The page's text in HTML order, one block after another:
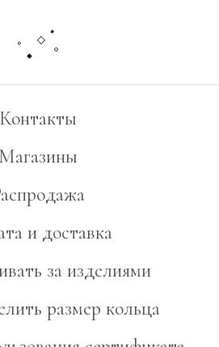
Контакты
Магазины
и доставка
за изделиями
размер кольца